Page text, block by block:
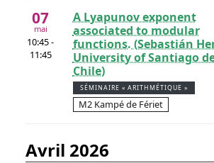
07
mai
10:45 -
11:45
A Lyapunov exponent
associated to modular
functions. (Sebastián
University of Santiago
Chile)
SÉMINAIRE « ARITHMÉTIQUE »
M2 Kampé de Fériet
avril 2026